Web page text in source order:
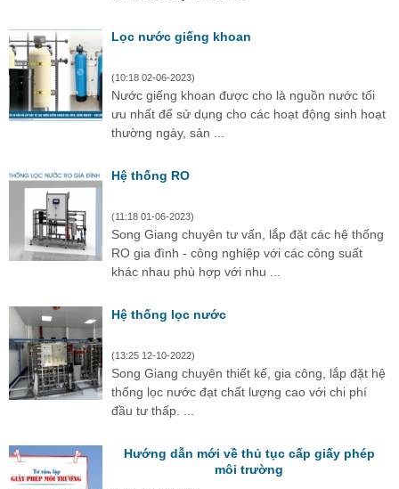
Lọc nước giếng khoan
(10:18 02-06-2023)
Nước giếng khoan được cho là nguồn nước tối
ưu nhất để sử dụng cho các hoạt động sinh hoạt
thường ngày, sản ...
Hệ thống RO
(11:18 01-06-2023)
Song Giang chuyên tư vấn, lắp đặt các hệ thống
RO gia đình - công nghiệp với các công suất
khác nhau phù hợp với nhu ...
Hệ thống lọc nước
(13:25 12-10-2022)
Song Giang chuyên thiết kế, gia công, lắp đặt hệ
thống lọc nước đạt chất lượng cao với chi phí
đầu tư thấp. ...
Hướng dẫn mới về thủ tục cấp giấy phép
môi trường